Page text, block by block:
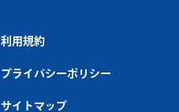
利用規約
プライバシーポリシー
サイトマップ